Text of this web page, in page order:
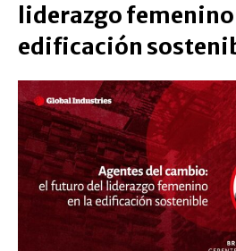
liderazgo femenino
edificación